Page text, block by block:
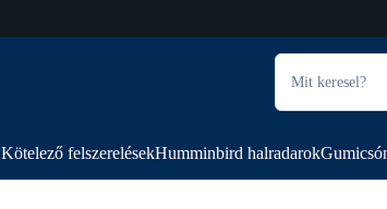
Kötelező felszerelésekHumminbird halradarok